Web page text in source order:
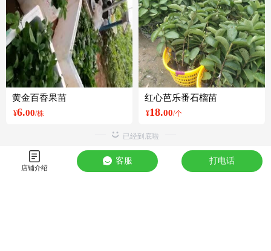
黄金百香果苗
¥6.00/株
红心芭乐番石榴苗
¥18.00/个
店铺介绍
客服 打电话